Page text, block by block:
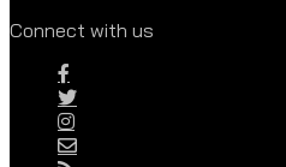
Connect with us